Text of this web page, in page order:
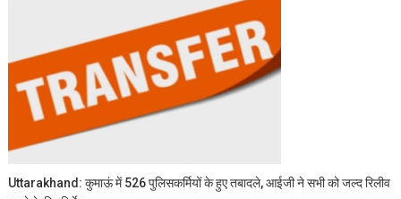
Uttarakhand: कुमाऊं में 526 पुलिसकर्मियों के हुए तबादले, आईजी ने सभी को जल्द रिलीव